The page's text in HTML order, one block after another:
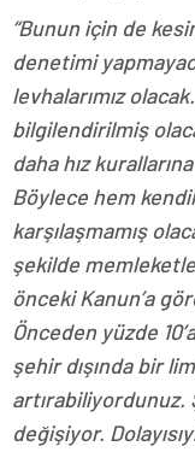
“Bunun için de
denetimi
levhalarımız
bilgilendirilmiş
daha hız
Böylece hem
karşılaşmamış
şekilde
önceki Kanun’a
Önceden yüzde
şehir dışında bir
artırabiliyordunuz.
değişiyor.